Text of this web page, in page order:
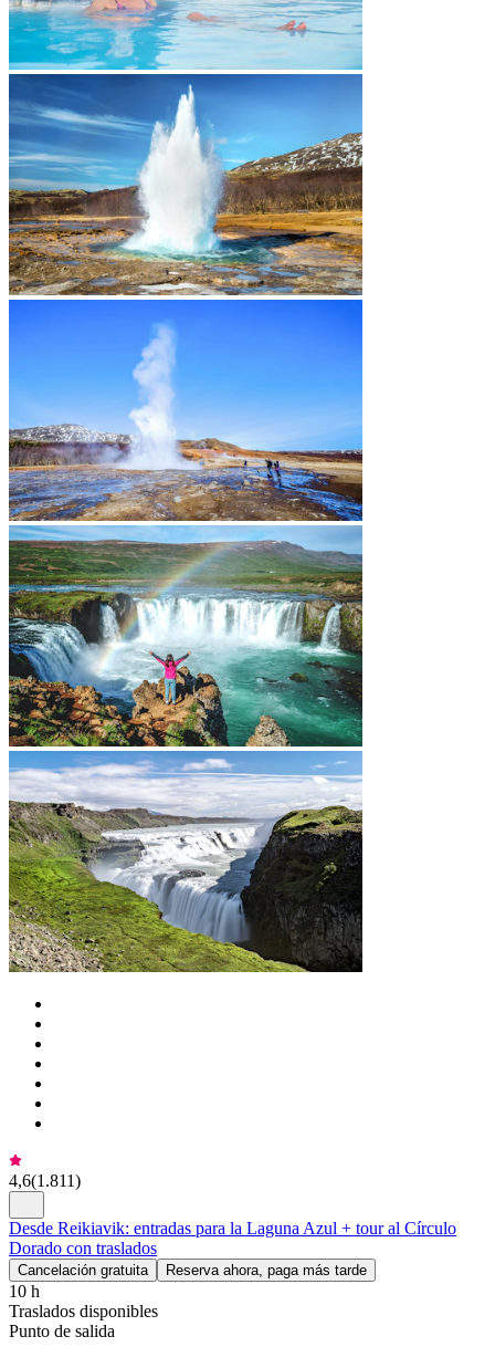
4,6(1.811)
Desde Reikiavik: entradas para la Laguna Azul + tour al Círculo
Dorado con traslados
Cancelación gratuita Reserva ahora, paga más tarde
10 h
Traslados disponibles
Punto de salida